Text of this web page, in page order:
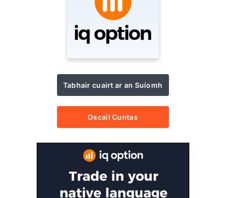
Tabhair cuairt ar an Suíomh
Oscail Cuntas